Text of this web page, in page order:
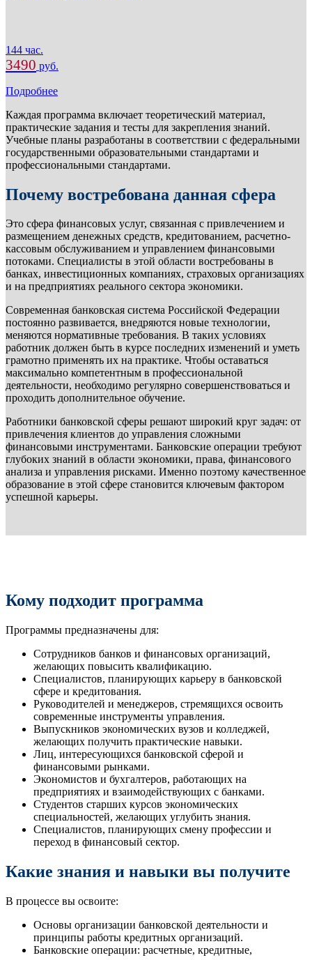
144 час.
3490 руб.
Подробнее
Каждая программа включает теоретический материал,
практические задания и тесты для закрепления знаний.
Учебные планы разработаны в соответствии с федеральными
государственными образовательными стандартами и
профессиональными стандартами.
Почему востребована данная сфера
Это сфера финансовых услуг, связанная с привлечением и
размещением денежных средств, кредитованием, расчетно-
кассовым обслуживанием и управлением финансовыми
потоками. Специалисты в этой области востребованы в
банках, инвестиционных компаниях, страховых организациях
и на предприятиях реального сектора экономики.
Современная банковская система Российской Федерации
постоянно развивается, внедряются новые технологии,
меняются нормативные требования. В таких условиях
работник должен быть в курсе последних изменений и уметь
грамотно применять их на практике. Чтобы оставаться
максимально компетентным в профессиональной
деятельности, необходимо регулярно совершенствоваться и
проходить дополнительное обучение.
Работники банковской сферы решают широкий круг задач: от
привлечения клиентов до управления сложными
финансовыми инструментами. Банковские операции требуют
глубоких знаний в области экономики, права, финансового
анализа и управления рисками. Именно поэтому качественное
образование в этой сфере становится ключевым фактором
успешной карьеры.
Кому подходит программа
Программы предназначены для:
Сотрудников банков и финансовых организаций,
желающих повысить квалификацию.
Специалистов, планирующих карьеру в банковской
сфере и кредитования.
Руководителей и менеджеров, стремящихся освоить
современные инструменты управления.
Выпускников экономических вузов и колледжей,
желающих получить практические навыки.
Лиц, интересующихся банковской сферой и
финансовыми рынками.
Экономистов и бухгалтеров, работающих на
предприятиях и взаимодействующих с банками.
Студентов старших курсов экономических
специальностей, желающих углубить знания.
Специалистов, планирующих смену профессии и
переход в финансовый сектор.
Какие знания и навыки вы получите
В процессе вы освоите:
Основы организации банковской деятельности и
принципы работы кредитных организаций.
Банковские операции: расчетные, кредитные,